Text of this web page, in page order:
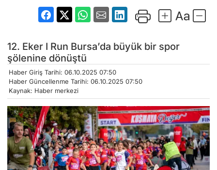
12. Eker I Run Bursa’da büyük bir spor
şölenine dönüştü
Haber Giriş Tarihi: 06.10.2025 07:50
Haber Güncellenme Tarihi: 06.10.2025 07:50
Kaynak: Haber merkezi